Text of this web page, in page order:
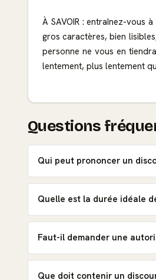
À SAVOIR : entraînez-vous
gros caractères, bien
personne ne vous en
lentement, plus lentement
Questions
Qui peut prononcer un
Quelle est la durée idéale
Faut-il demander une
Que doit contenir un